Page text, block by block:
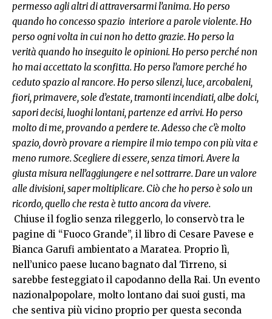
permesso agli altri di attraversarmi l’anima. Ho perso
quando ho concesso spazio interiore a parole violente. Ho
perso ogni volta in cui non ho detto grazie. Ho perso la
verità quando ho inseguito le opinioni. Ho perso perché non
ho mai accettato la sconfitta. Ho perso l’amore perché ho
ceduto spazio al rancore. Ho perso silenzi, luce, arcobaleni,
fiori, primavere, sole d’estate, tramonti incendiati, albe dolci,
sapori decisi, luoghi lontani, partenze ed arrivi. Ho perso
molto di me, provando a perdere te. Adesso che c’è molto
spazio, dovrò provare a riempire il mio tempo con più vita e
meno rumore. Scegliere di essere, senza timori. Avere la
giusta misura nell’aggiungere e nel sottrarre. Dare un valore
alle divisioni, saper moltiplicare. Ciò che ho perso è solo un
ricordo, quello che resta è tutto ancora da vivere.
Chiuse il foglio senza rileggerlo, lo conservò tra le
pagine di “Fuoco Grande”, il libro di Cesare Pavese e
Bianca Garufi ambientato a Maratea. Proprio lì,
nell’unico paese lucano bagnato dal Tirreno, si
sarebbe festeggiato il capodanno della Rai. Un evento
nazionalpopolare, molto lontano dai suoi gusti, ma
che sentiva più vicino proprio per questa seconda